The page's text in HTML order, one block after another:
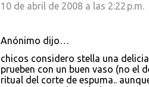
10 de abril de 2008 a las 2:22 p.m.
Anónimo dijo…
chicos considero stella una
prueben con un buen vaso (no el
ritual del corte de espuma..